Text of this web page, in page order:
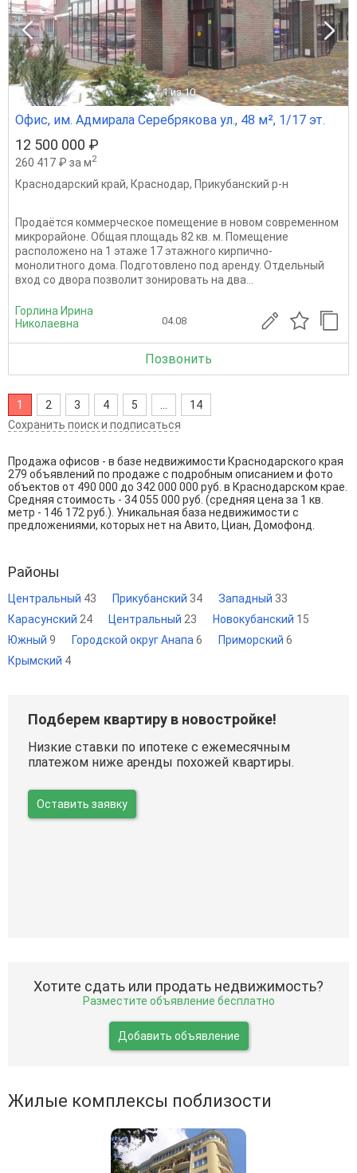
1 из 10
Офис, им. Адмирала Серебрякова ул., 48 м², 1/17 эт.
12 500 000 ₽
260 417 ₽ за м2
Краснодарский край, Краснодар, Прикубанский р-н
Продаётся коммерческое помещение в новом современном
микрорайоне. Общая площадь 82 кв. м. Помещение
расположено на 1 этаже 17 этажного кирпично-
монолитного дома. Подготовлено под аренду. Отдельный
вход со двора позволит зонировать на два...
Горлина Ирина
Николаевна
04.08
Позвонить
1 2 3 4 5
14
Сохранить поиск и подписаться
Продажа офисов - в базе недвижимости Краснодарского края
279 объявлений по продаже с подробным описанием и фото
объектов от 490 000 до 342 000 000 руб. в Краснодарском крае.
Средняя стоимость - 34 055 000 руб. (средняя цена за 1 кв.
метр - 146 172 руб.). Уникальная база недвижимости с
предложениями, которых нет на Авито, Циан, Домофонд.
Районы
Центральный 43 Прикубанский 34 Западный 33
Карасунский 24 Центральный 23 Новокубанский 15
Южный 9 Городской округ Анапа 6 Приморский 6
Крымский 4
Подберем квартиру в новостройке!
Низкие ставки по ипотеке с ежемесячным
платежом ниже аренды похожей квартиры.
Оставить заявку
Хотите сдать или продать недвижимость?
Разместите объявление бесплатно
Добавить объявление
Жилые комплексы поблизости